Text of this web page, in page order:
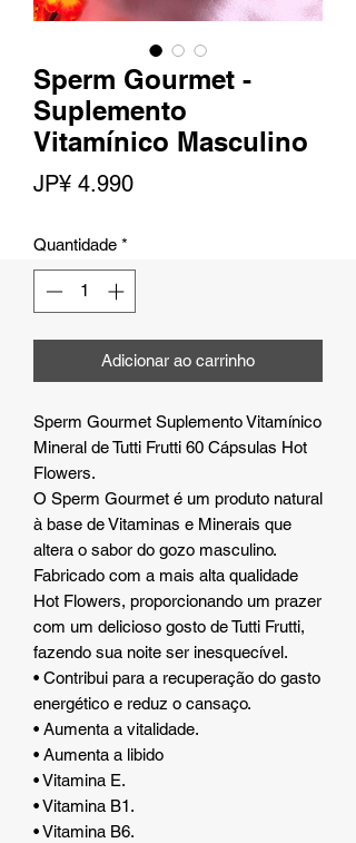
Sperm Gourmet -
Suplemento
Vitamínico Masculino
JP¥ 4.990Preço
Quantidade *
Adicionar ao carrinho
Sperm Gourmet Suplemento Vitamínico
Mineral de Tutti Frutti 60 Cápsulas Hot
Flowers.
O Sperm Gourmet é um produto natural
à base de Vitaminas e Minerais que
altera o sabor do gozo masculino.
Fabricado com a mais alta qualidade
Hot Flowers, proporcionando um prazer
com um delicioso gosto de Tutti Frutti,
fazendo sua noite ser inesquecível.
• Contribui para a recuperação do gasto
energético e reduz o cansaço.
• Aumenta a vitalidade.
• Aumenta a libido
• Vitamina E.
• Vitamina B1.
• Vitamina B6.